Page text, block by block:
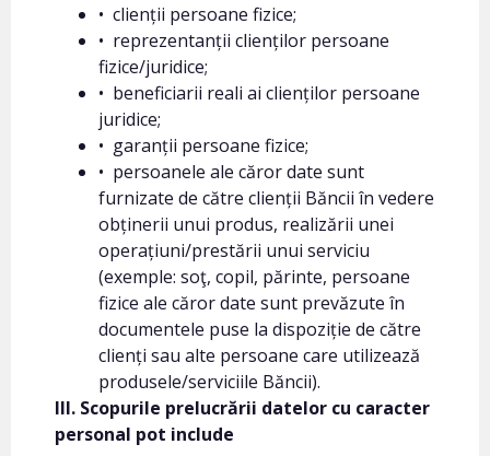
• clienții persoane fizice;
• reprezentanții clienților persoane
fizice/juridice;
• beneficiarii reali ai clienților persoane
juridice;
• garanții persoane fizice;
• persoanele ale căror date sunt
furnizate de către clienții Băncii în vedere
obținerii unui produs, realizării unei
operațiuni/prestării unui serviciu
(exemple: soţ, copil, părinte, persoane
fizice ale căror date sunt prevăzute în
documentele puse la dispoziție de către
clienți sau alte persoane care utilizează
produsele/serviciile Băncii).
III. Scopurile prelucrării datelor cu caracter
personal pot include